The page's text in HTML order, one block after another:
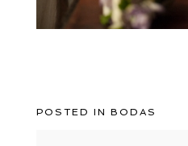
POSTED INBODAS